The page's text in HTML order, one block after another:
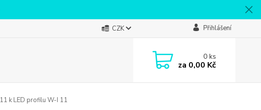
CZK Přihlášení
0ks
za 0,00 Kč
k LED profilu W-I 11